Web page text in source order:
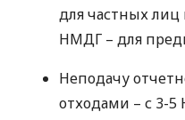
для частных лиц
НМДГ – для
Неподачу
отходами – с 3-5